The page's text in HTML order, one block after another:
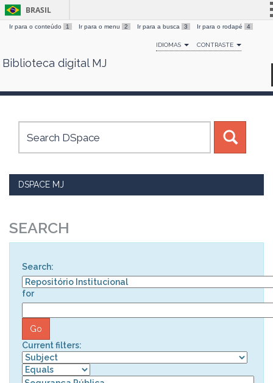
Skip
BRASIL
Simplifique!
Comunica BR
Canais
Ir para o conteúdo 1 Ir para o menu 2 Ir para a busca 3 Ir para o rodapé 4
IDIOMAS CONTRASTE
Biblioteca digital MJ
DSPACE MJ
SEARCH
Search:
for
Current filters: